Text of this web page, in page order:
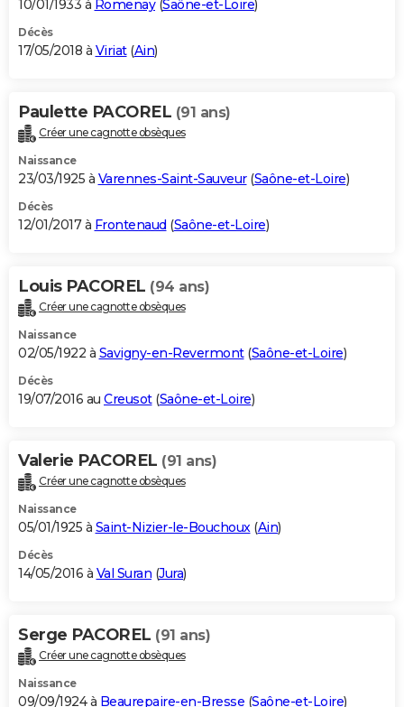
10/01/1933 à Romenay(Saône-et-Loire)
Décès
17/05/2018 à Viriat(Ain)
Paulette PACOREL (91 ans)
Créer une cagnotte obsèques
Naissance
23/03/1925 à Varennes-Saint-Sauveur(Saône-et-Loire)
Décès
12/01/2017 à Frontenaud (Saône-et-Loire)
Louis PACOREL (94 ans)
Créer une cagnotte obsèques
Naissance
02/05/1922 à Savigny-en-Revermont(Saône-et-Loire)
Décès
19/07/2016 au Creusot(Saône-et-Loire)
Valerie PACOREL (91 ans)
Créer une cagnotte obsèques
Naissance
05/01/1925 à Saint-Nizier-le-Bouchoux(Ain)
Décès
14/05/2016 à Val Suran (Jura)
Serge PACOREL (91 ans)
Créer une cagnotte obsèques
Naissance
09/09/1924 à Beaurepaire-en-Bresse (Saône-et-Loire)